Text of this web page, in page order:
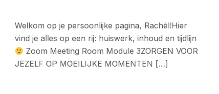
Welkom op je persoonlijke pagina, Rachèl!Hier
vind je alles op een rij: huiswerk, inhoud en tijdlijn
Zoom Meeting Room Module 3ZORGEN VOOR
JEZELF OP MOEILIJKE MOMENTEN […]